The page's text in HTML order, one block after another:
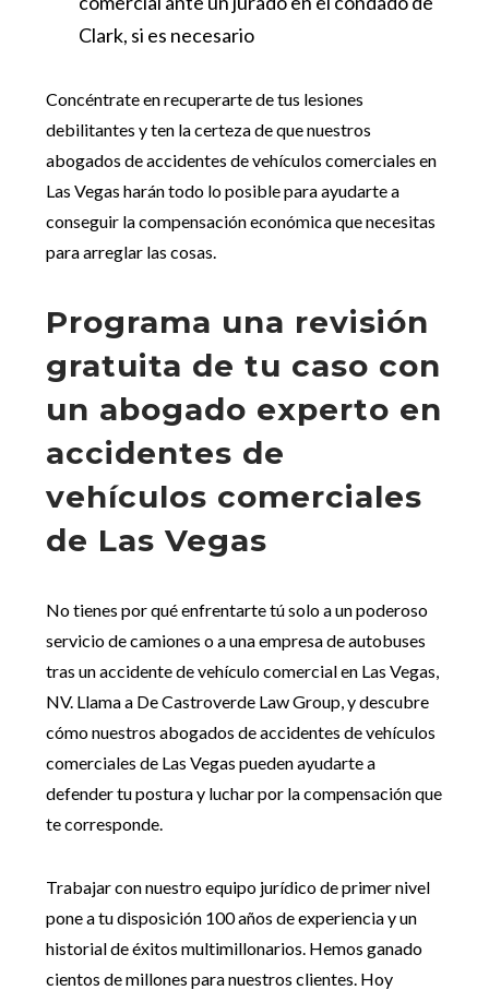
Clark, si es necesario
Concéntrate en recuperarte de tus lesiones
debilitantes y ten la certeza de que nuestros
abogados de accidentes de vehículos comerciales en
Las Vegas harán todo lo posible para ayudarte a
conseguir la compensación económica que necesitas
para arreglar las cosas.
Programa una revisión
gratuita de tu caso con
un abogado experto en
accidentes de
vehículos comerciales
de Las Vegas
No tienes por qué enfrentarte tú solo a un poderoso
servicio de camiones o a una empresa de autobuses
tras un accidente de vehículo comercial en Las Vegas,
NV. Llama a De Castroverde Law Group, y descubre
cómo nuestros abogados de accidentes de vehículos
comerciales de Las Vegas pueden ayudarte a
defender tu postura y luchar por la compensación que
te corresponde.
Trabajar con nuestro equipo jurídico de primer nivel
pone a tu disposición 100 años de experiencia y un
historial de éxitos multimillonarios. Hemos ganado
cientos de millones para nuestros clientes. Hoy